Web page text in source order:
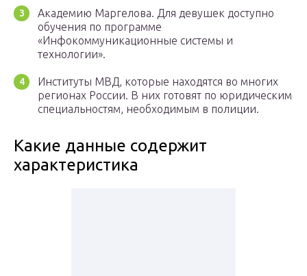
Академию Маргелова. Для девушек доступно
обучения по программе
«Инфокоммуникационные системы и
технологии».
Институты МВД, которые находятся во многих
регионах России. В них готовят по юридическим
специальностям, необходимым в полиции.
Какие данные содержит
характеристика